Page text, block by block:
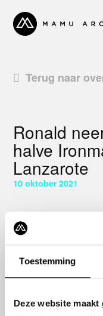
Toestemming
Deze website
Terug naar
Ronald
halve
Lanzarote
10 oktober 2021
Kort verslagje van de
daar zelfs enkele